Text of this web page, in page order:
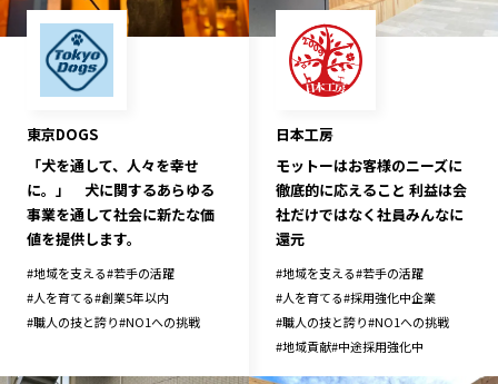
東京DOGS
「犬を通して、人々を幸せ
に。」 犬に関するあらゆる
事業を通して社会に新たな価
値を提供します。
#地域を支える#若手の活躍
#人を育てる#創業5年以内
#職人の技と誇り#NO1への挑戦
日本工房
モットーはお客様のニーズに
徹底的に応えること 利益は会
社だけではなく社員みんなに
還元
#地域を支える#若手の活躍
#人を育てる#採用強化中企業
#職人の技と誇り#NO1への挑戦
#地域貢献#中途採用強化中